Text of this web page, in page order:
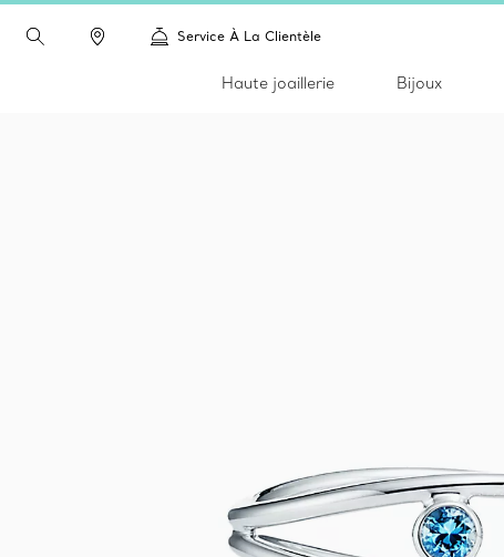
Service À La Clientèle
Haute joaillerie Bijoux